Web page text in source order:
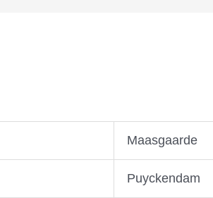
Maasgaarde
Puyckendam